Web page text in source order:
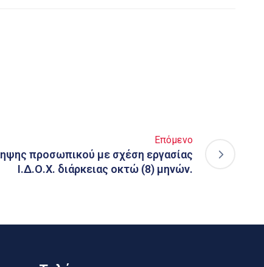
Επόμενο
προσωπικού με σχέση εργασίας
Ι.Δ.Ο.Χ. διάρκειας οκτώ (8) μηνών.